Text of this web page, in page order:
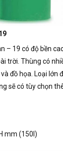
– 19 có độ bền
trời. Thùng có
đồ họa. Loại lớn
sẽ có tùy chọn
mm (150l)